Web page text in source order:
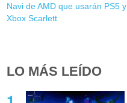
Navi de AMD que usarán PS5 y
Xbox Scarlett
LO MÁS LEÍDO